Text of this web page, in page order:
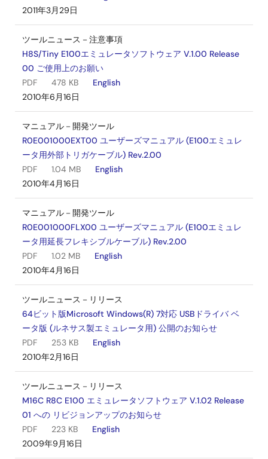
2011年3月29日
ツールニュース－注意事項
H8S/Tiny E100エミュレータソフトウェア V.1.00 Release
00 ご使用上のお願い
PDF
478 KB
English
2010年6月16日
マニュアル－開発ツール
R0E001000EXT00 ユーザーズマニュアル (E100エミュレ
ータ用外部トリガケーブル) Rev.2.00
PDF
1.04 MB
English
2010年4月16日
マニュアル－開発ツール
R0E001000FLX00 ユーザーズマニュアル (E100エミュレ
ータ用延長フレキシブルケーブル) Rev.2.00
PDF
1.02 MB
English
2010年4月16日
ツールニュース－リリース
64ビット版Microsoft Windows(R) 7対応 USBドライバ ベ
ータ版 (ルネサス製エミュレータ用) 公開のお知らせ
PDF
253 KB
English
2010年2月16日
ツールニュース－リリース
M16C R8C E100 エミュレータソフトウェア V.1.02 Release
01 への リビジョンアップのお知らせ
PDF
223 KB
English
2009年9月16日